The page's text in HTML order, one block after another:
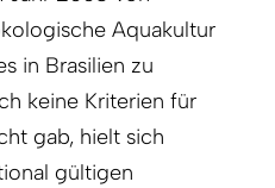
Aquakultur
in Brasilien zu
keine Kriterien für
gab, hielt sich
gültigen